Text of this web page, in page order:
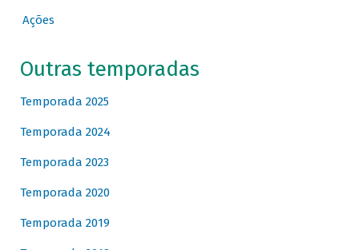
Ações
Outras temporadas
Temporada 2025
Temporada 2024
Temporada 2023
Temporada 2020
Temporada 2019